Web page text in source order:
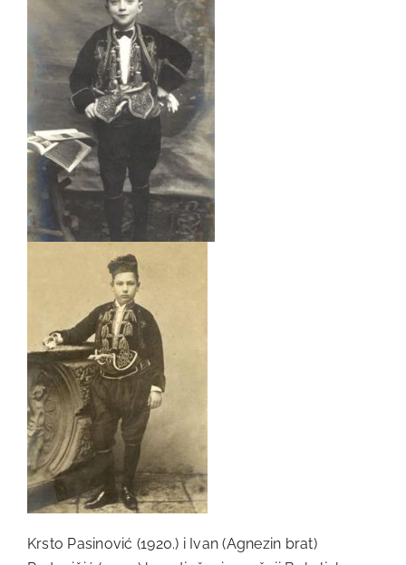
Krsto Pasinović (1920.) i Ivan (Agnezin brat)